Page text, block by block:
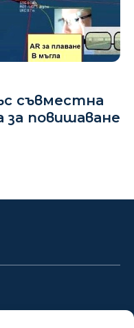
съвместна
за повишаване